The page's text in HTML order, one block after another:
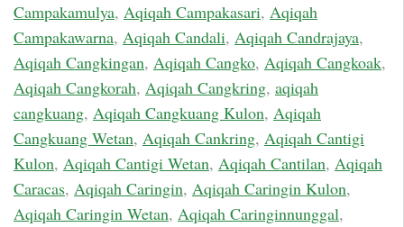
Campakamulya, Aqiqah Campakasari, Aqiqah
Campakawarna, Aqiqah Candali, Aqiqah Candrajaya,
Aqiqah Cangkingan, Aqiqah Cangko, Aqiqah Cangkoak,
Aqiqah Cangkorah, Aqiqah Cangkring, aqiqah
cangkuang, Aqiqah Cangkuang Kulon, Aqiqah
Cangkuang Wetan, Aqiqah Cankring, Aqiqah Cantigi
Kulon, Aqiqah Cantigi Wetan, Aqiqah Cantilan, Aqiqah
Caracas, Aqiqah Caringin, Aqiqah Caringin Kulon,
Aqiqah Caringin Wetan, Aqiqah Caringinnunggal,